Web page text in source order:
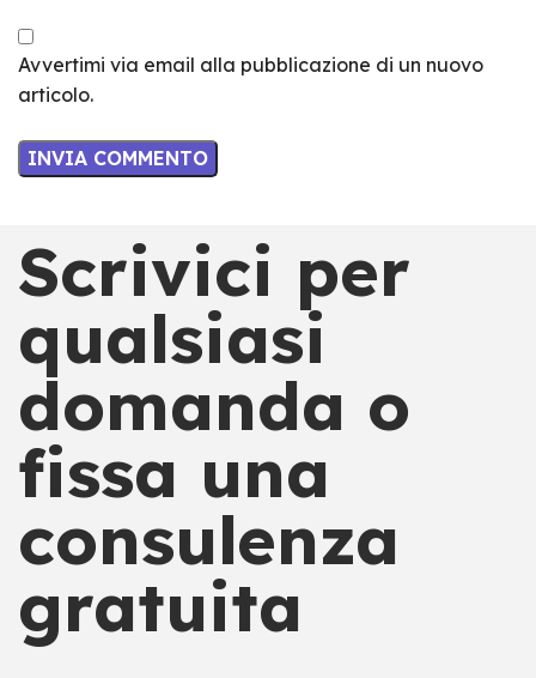
Avvertimi via email alla pubblicazione di un nuovo
articolo.
Scrivici per
qualsiasi
domanda o
fissa una
consulenza
gratuita